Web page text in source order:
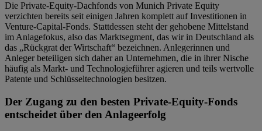
Die Private-Equity-Dachfonds von Munich Private Equity
verzichten bereits seit einigen Jahren komplett auf Investitionen in
Venture-Capital-Fonds. Stattdessen steht der gehobene Mittelstand
im Anlagefokus, also das Marktsegment, das wir in Deutschland als
das „Rückgrat der Wirtschaft“ bezeichnen. Anlegerinnen und
Anleger beteiligen sich daher an Unternehmen, die in ihrer Nische
häufig als Markt- und Technologieführer agieren und teils wertvolle
Patente und Schlüsseltechnologien besitzen.
Der Zugang zu den besten Private-Equity-Fonds
entscheidet über den Anlageerfolg